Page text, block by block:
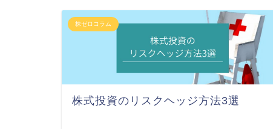
株ゼロコラム
株式投資のリスクヘッジ方法3選